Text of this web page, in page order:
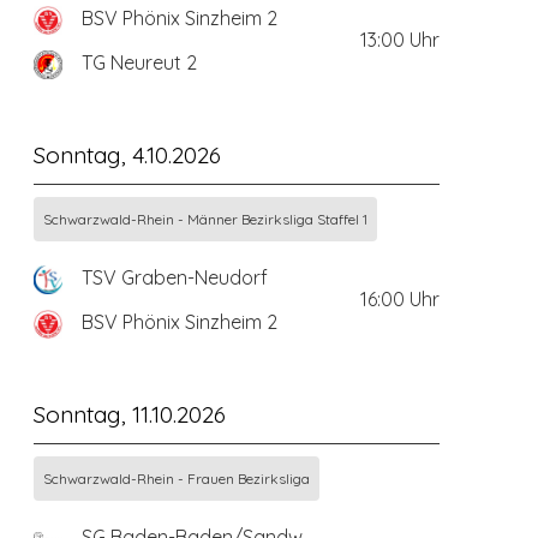
BSV Phönix Sinzheim 2
TG Neureut 2
13:00 Uhr
Sonntag, 4.10.2026
Schwarzwald-Rhein - Männer Bezirksliga Staffel 1
TSV Graben-Neudorf
BSV Phönix Sinzheim 2
16:00 Uhr
Sonntag, 11.10.2026
Schwarzwald-Rhein - Frauen Bezirksliga